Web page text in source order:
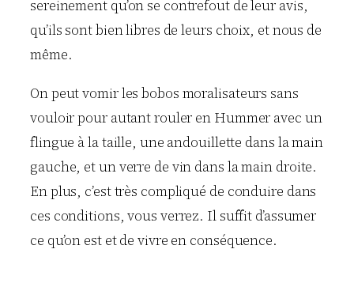
sereinement qu’on se contrefout de leur avis,
qu’ils sont bien libres de leurs choix, et nous de
même.
On peut vomir les bobos moralisateurs sans
vouloir pour autant rouler en Hummer avec un
flingue à la taille, une andouillette dans la main
gauche, et un verre de vin dans la main droite.
En plus, c’est très compliqué de conduire dans
ces conditions, vous verrez. Il suffit d’assumer
ce qu’on est et de vivre en conséquence.